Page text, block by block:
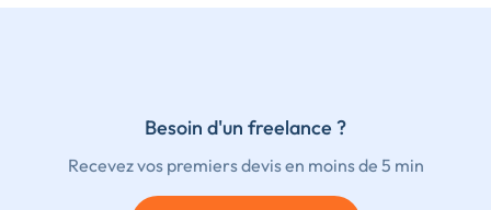
Besoin d'un freelance ?
Recevez vos premiers devis en moins de 5 min